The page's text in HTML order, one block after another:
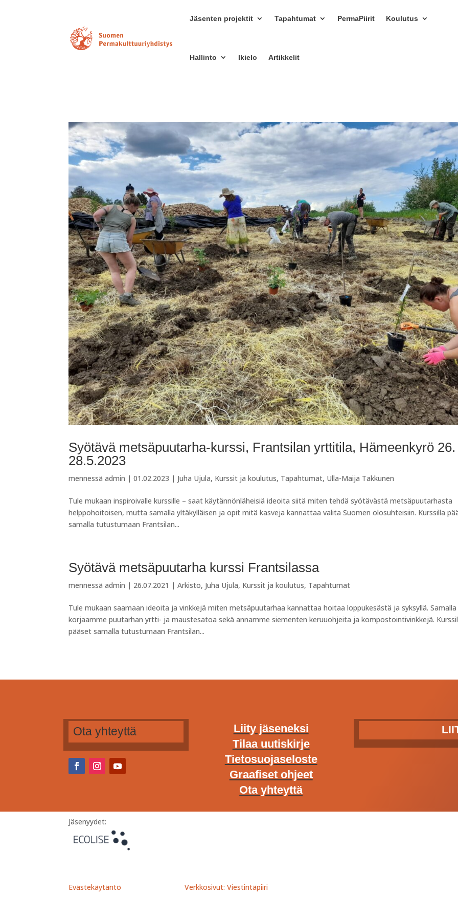
Jäsenten projektit Tapahtumat PermaPiirit Koulutus
Hallinto Ikielo Artikkelit
Syötävä metsäpuutarha-kurssi, Frantsilan yrttitila, Hämeenkyrö
28.5.2023
mennessäadmin |01.02.2023 | Juha Ujula, Kurssit ja koulutus, Tapahtumat, Ulla-Maija Takkunen
Tule mukaan inspiroivalle kurssille – saat käytännönläheisiä ideoita siitä miten tehdä syötävästä metsäpuutarhasta
helppohoitoisen, mutta samalla yltäkylläisen ja opit mitä kasveja kannattaa valita Suomen olosuhteisiin. Kurssilla
samalla tutustumaan Frantsilan...
Syötävä metsäpuutarha kurssi Frantsilassa
mennessäadmin | 26.07.2021 |Arkisto, Juha Ujula, Kurssit ja koulutus, Tapahtumat
Tule mukaan saamaan ideoita ja vinkkejä miten metsäpuutarhaa kannattaa hoitaa loppukesästä ja syksyllä. Samalla
korjaamme puutarhan yrtti- ja maustesatoa sekä annamme siementen keruuohjeita ja kompostointivinkkejä.
pääset samalla tutustumaan Frantsilan...
Ota yhteyttä
Liity jäseneksi
Tilaa uutiskirje
Tietosuojaseloste
Graafiset ohjeet
Ota yhteyttä
Jäsenyydet:
Evästekäytäntö Verkkosivut: Viestintäpiiri